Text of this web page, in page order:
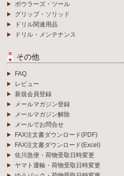
ボウラーズ・ツール
グリップ・ソリッド
ドリル関連用品
ドリル・メンテナンス
その他
FAQ
レビュー
新規会員登録
メールマガジン登録
メールマガジン解除
メールでお問合せ
FAX注文書ダウンロード(PDF)
FAX注文書ダウンロード(Excel)
佐川急便・荷物受取日時変更
ヤマト運輸・荷物受取日時変更